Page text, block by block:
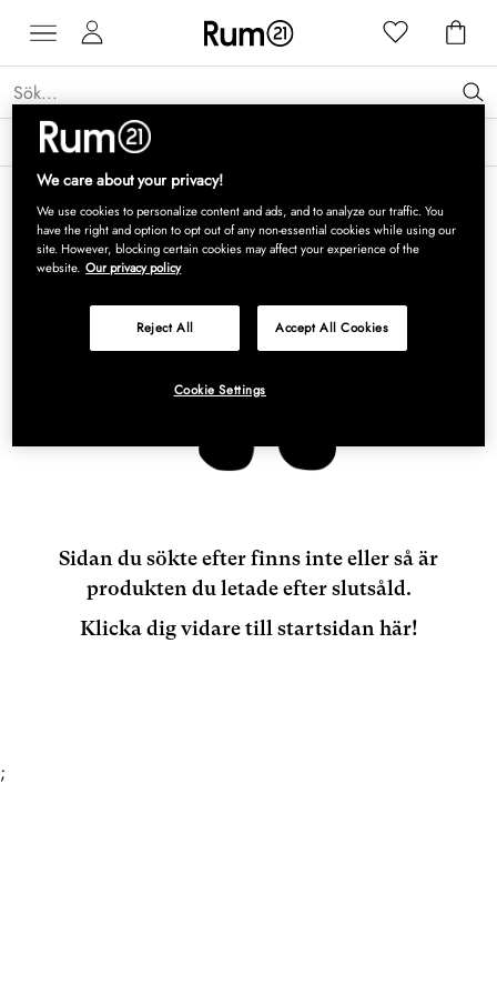
Få 15 % rabatt på Grythyttan Stålmöbler* →
Sidan du sökte efter finns inte eller så är
produkten du letade efter slutsåld.
Klicka dig vidare till startsidan här!
;
We care about your privacy!
We use cookies to personalize content and ads, and to analyze our traffic. You
have the right and option to opt out of any non-essential cookies while using our
site. However, blocking certain cookies may affect your experience of the
website. Our privacy policy
Reject All Accept All Cookies
Cookie Settings